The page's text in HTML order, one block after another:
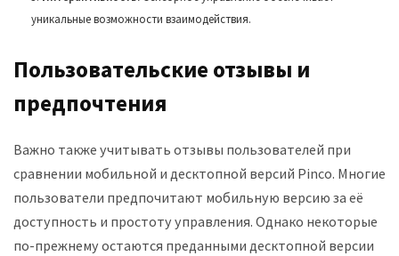
уникальные возможности взаимодействия.
Пользовательские отзывы и
предпочтения
Важно также учитывать отзывы пользователей при
сравнении мобильной и десктопной версий Pinco. Многие
пользователи предпочитают мобильную версию за её
доступность и простоту управления. Однако некоторые
по-прежнему остаются преданными десктопной версии